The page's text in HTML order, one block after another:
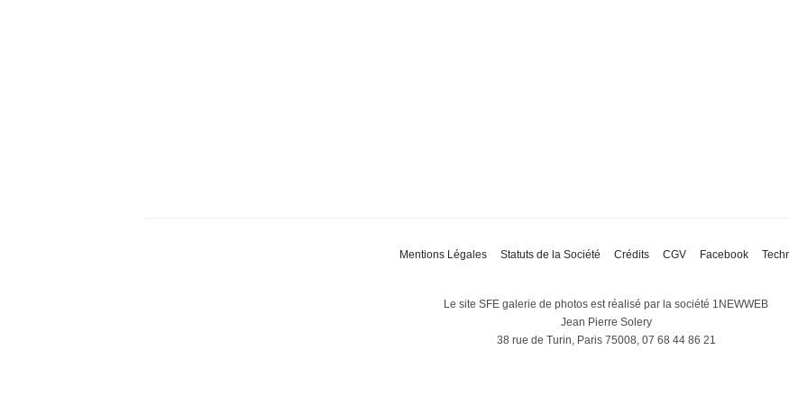
Mentions Légales Statuts de la Société Crédits CGV Facebook
Le site SFE galerie de photos est réalisé par la société 1NEWWEB
Jean Pierre Solery
38 rue de Turin, Paris 75008, 07 68 44 86 21